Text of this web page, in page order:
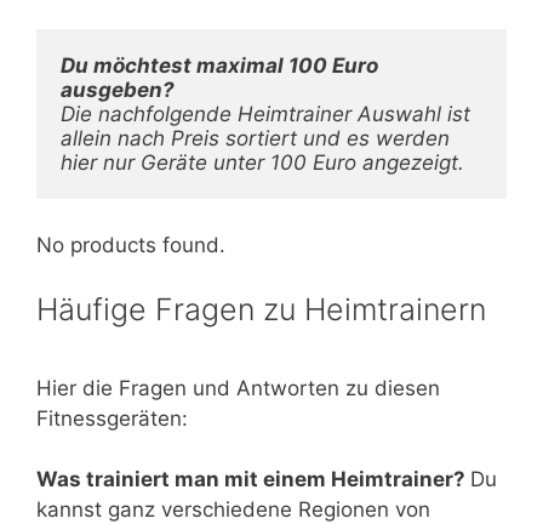
Du möchtest maximal 100 Euro
Die nachfolgende Heimtrainer Auswahl ist
allein nach Preis sortiert und es werden
hier nur Geräte unter 100 Euro angezeigt.
No products found.
Häufige Fragen zu Heimtrainern
Hier die Fragen und Antworten zu diesen
Fitnessgeräten:
Was trainiert man mit einem Heimtrainer? Du
kannst ganz verschiedene Regionen von